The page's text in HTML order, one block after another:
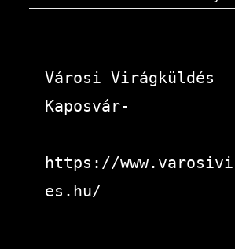
Városi Virágküldés
Kaposvár-
https://
es.hu/